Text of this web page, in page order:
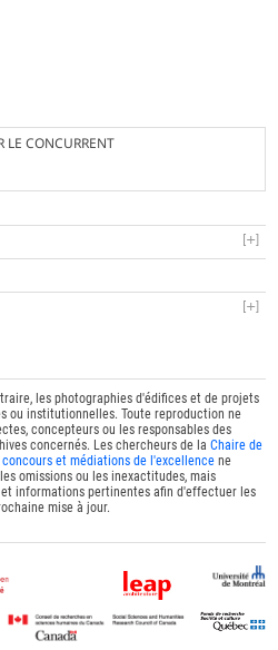
LE CONCURRENT
les photographies d'édifices et de projets
ou institutionnelles. Toute reproduction ne
concepteurs ou les responsables des
concernés. Les chercheurs de laChaire de
et médiations de l'excellence ne
omissions ou les inexactitudes, mais
informations pertinentes afin d'effectuer les
mise à jour.